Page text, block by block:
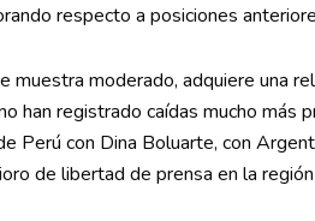
respecto a posiciones
muestra moderado, adquiere una
han registrado caídas mucho más
Perú con Dina Boluarte, con
de libertad de prensa en la